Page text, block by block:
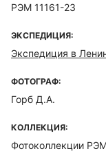
РЭМ 11161-23
ЭКСПЕДИЦИЯ:
Экспедиция в
ФОТОГРАФ:
Горб Д.А.
КОЛЛЕКЦИЯ:
Фотоколлекции